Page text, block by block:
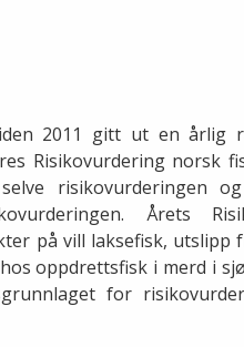
2011 gitt ut en årlig
Risikovurdering norsk
risikovurderingen
Årets
på vill laksefisk, utslipp
oppdrettsfisk i merd i
for